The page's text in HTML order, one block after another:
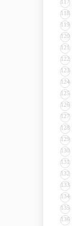
117
118
119
120
121
122
123
124
125
126
127
128
129
130
131
132
133
134
135
136